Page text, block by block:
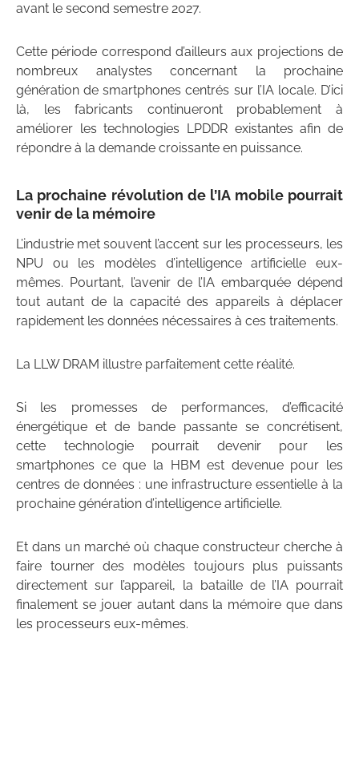
avant le second semestre 2027.
Cette période correspond d’ailleurs aux projections de
nombreux analystes concernant la prochaine
génération de smartphones centrés sur l’IA locale. D’ici
là, les fabricants continueront probablement à
améliorer les technologies LPDDR existantes afin de
répondre à la demande croissante en puissance.
La prochaine révolution de l’IA mobile pourrait
venir de la mémoire
L’industrie met souvent l’accent sur les processeurs, les
NPU ou les modèles d’intelligence artificielle eux-
mêmes. Pourtant, l’avenir de l’IA embarquée dépend
tout autant de la capacité des appareils à déplacer
rapidement les données nécessaires à ces traitements.
La LLW DRAM illustre parfaitement cette réalité.
Si les promesses de performances, d’efficacité
énergétique et de bande passante se concrétisent,
cette technologie pourrait devenir pour les
smartphones ce que la HBM est devenue pour les
centres de données : une infrastructure essentielle à la
prochaine génération d’intelligence artificielle.
Et dans un marché où chaque constructeur cherche à
faire tourner des modèles toujours plus puissants
directement sur l’appareil, la bataille de l’IA pourrait
finalement se jouer autant dans la mémoire que dans
les processeurs eux-mêmes.